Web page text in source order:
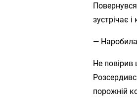
зустрічає і
— Наробила
Не повірив
порожній